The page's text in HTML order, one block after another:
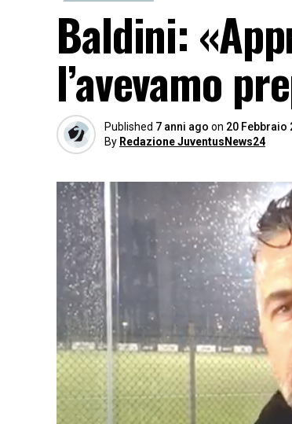
Baldini:
l’avevamo
Published 7 anni ago on 20 Febbraio
By Redazione JuventusNews24